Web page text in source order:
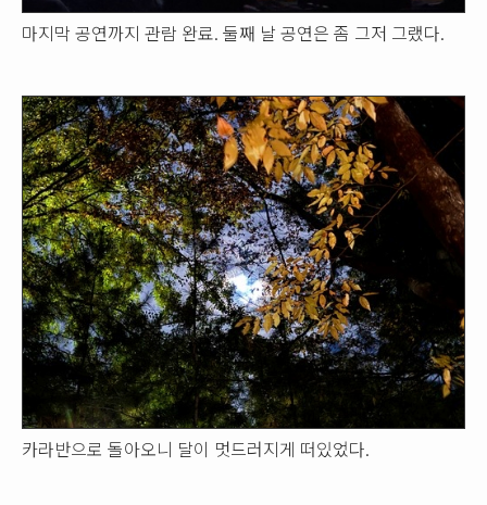
마지막 공연까지 관람 완료. 둘째 날 공연은 좀 그저 그랬다.
카라반으로 돌아오니 달이 멋드러지게 떠있었다.